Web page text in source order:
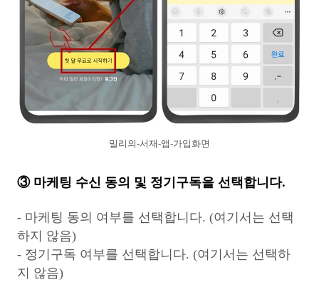
밀리의-서재-앱-가입화면
③ 마케팅 수신 동의 및 정기구독을 선택합니다.
- 마케팅 동의 여부를 선택합니다. (여기서는 선택
하지 않음)
- 정기구독 여부를 선택합니다. (여기서는 선택하
지 않음)